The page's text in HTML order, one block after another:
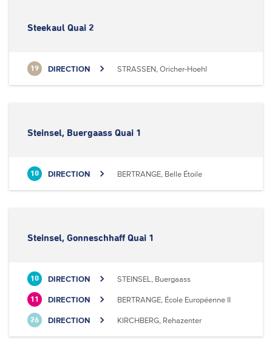
Steekaul Quai 2
19 DIRECTION STRASSEN, Oricher-Hoehl
Steinsel, Buergaass Quai 1
10 DIRECTION BERTRANGE, Belle Étoile
Steinsel, Gonneschhaff Quai 1
10 DIRECTION STEINSEL, Buergaass
11 DIRECTION BERTRANGE, École Européenne II
26 DIRECTION KIRCHBERG, Rehazenter